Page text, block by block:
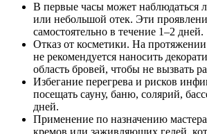
В первые часы может наблюдаться
или небольшой отек. Эти
самостоятельно в течение 1–2 дней.
Отказ от косметики. На протяжении
не рекомендуется наносить
область бровей, чтобы не вызвать
Избегание перегрева и рисков
посещать сауну, баню, солярий,
дней.
Применение по назначению